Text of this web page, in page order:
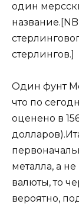
один
стерлингов.]
Один фунт
что по
оценено в
металла, а
валюты, то
вероятно,